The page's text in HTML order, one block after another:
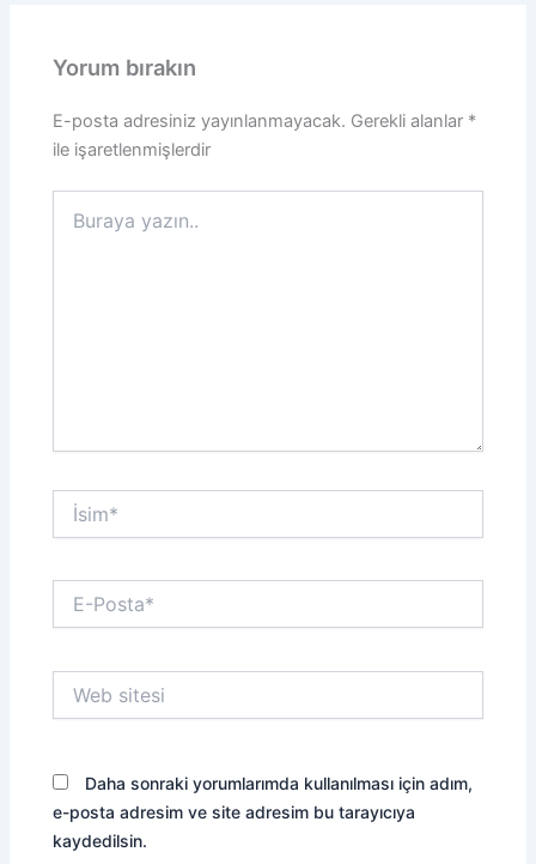
Yorum bırakın
E-posta adresiniz yayınlanmayacak. Gerekli alanlar *
ile işaretlenmişlerdir
yazın..
İsim*
Posta*
sitesi
Daha sonraki yorumlarımda kullanılması için adım,
e-posta adresim ve site adresim bu tarayıcıya
kaydedilsin.